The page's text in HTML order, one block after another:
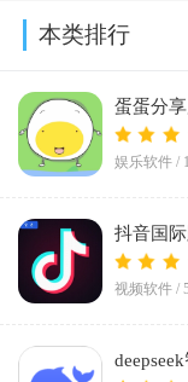
本类排行
蛋蛋分
娱乐软件 /
抖音国
视频软件 /